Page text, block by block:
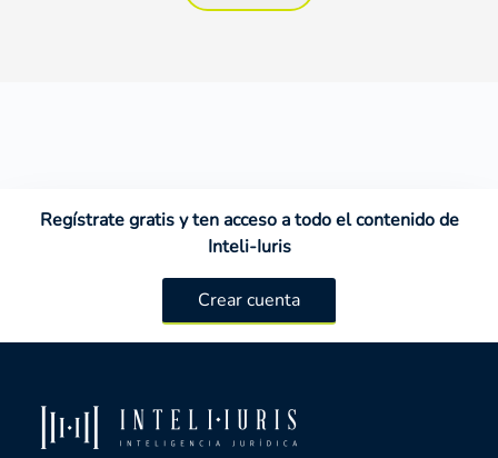
Regístrate gratis y ten acceso a todo el contenido de
Inteli-Iuris
Crear cuenta